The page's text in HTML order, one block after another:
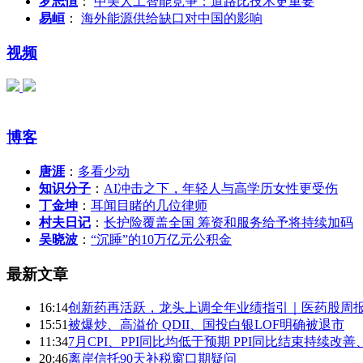
易峘 ： 海外能源供给缺口对中国的影响
视频
博客
唐涯 ： 多看少动
知识分子 ： AI冲击之下，年轻人与高学历女性更受伤
丁金坤 ： 耳闻目睹的几位律师
村夫日记 ： 长护险覆盖全国 筹资和服务给予将持续加码
吴晓波 ： “沉睡”的10万亿元公积金
最新文章
16:14创新药再活跃，龙头上调全年业绩指引｜医药股周
15:51被爆炒、高溢价 QDII、国投白银LOF明确被退市
11:347月CPI、PPI同比均低于预期 PPI同比结束持续改善
20:46离岸信托90天补税窗口期疑问